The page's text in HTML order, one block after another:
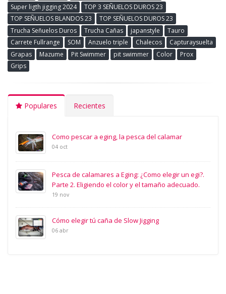
Super ligth jigging 2024
TOP 3 SEÑUELOS DUROS 23
TOP SEÑUELOS BLANDOS 23
TOP SEÑUELOS DUROS 23
Trucha Señuelos Duros
Trucha Cañas japanstyle
Tauro
Carrete Fullrange
SOM Anzuelo triple Chalecos
Capturaysuelta
Grapas
Mazume Pit Swimmer pit swimmer Color
Prox
Grips
Populares Recientes
Como pescar a eging, la pesca del calamar
04 oct
Pesca de calamares a Eging: ¿Como elegir un egi?.
Parte 2. Eligiendo el color y el tamaño adecuado.
19 nov
Cómo elegir tú caña de Slow Jigging
06 abr